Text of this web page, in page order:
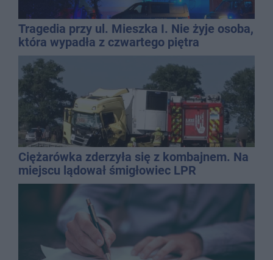
Tragedia przy ul. Mieszka I. Nie żyje osoba,
która wypadła z czwartego piętra
Ciężarówka zderzyła się z kombajnem. Na
miejscu lądował śmigłowiec LPR